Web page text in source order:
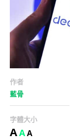
作者
藍骨
字體大小
AAA